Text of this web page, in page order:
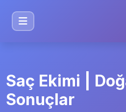
Saç Ekimi |
Sonuçlar